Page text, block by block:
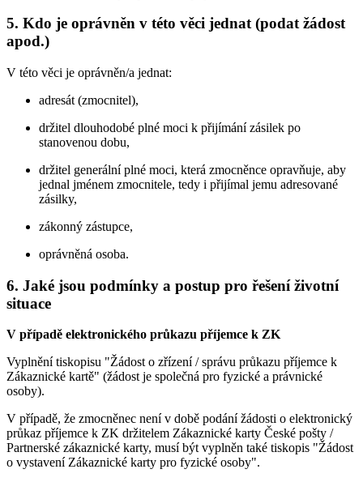
5. Kdo je oprávněn v této věci jednat (podat žádost
apod.)
V této věci je oprávněn/a jednat:
adresát (zmocnitel),
držitel dlouhodobé plné moci k přijímání zásilek po
stanovenou dobu,
držitel generální plné moci, která zmocněnce opravňuje, aby
jednal jménem zmocnitele, tedy i přijímal jemu adresované
zásilky,
zákonný zástupce,
oprávněná osoba.
6. Jaké jsou podmínky a postup pro řešení životní
situace
V případě elektronického průkazu příjemce k ZK
Vyplnění tiskopisu "Žádost o zřízení / správu průkazu příjemce k
Zákaznické kartě" (žádost je společná pro fyzické a právnické
osoby).
V případě, že zmocněnec není v době podání žádosti o elektronický
průkaz příjemce k ZK držitelem Zákaznické karty České pošty /
Partnerské zákaznické karty, musí být vyplněn také tiskopis "Žádost
o vystavení Zákaznické karty pro fyzické osoby".